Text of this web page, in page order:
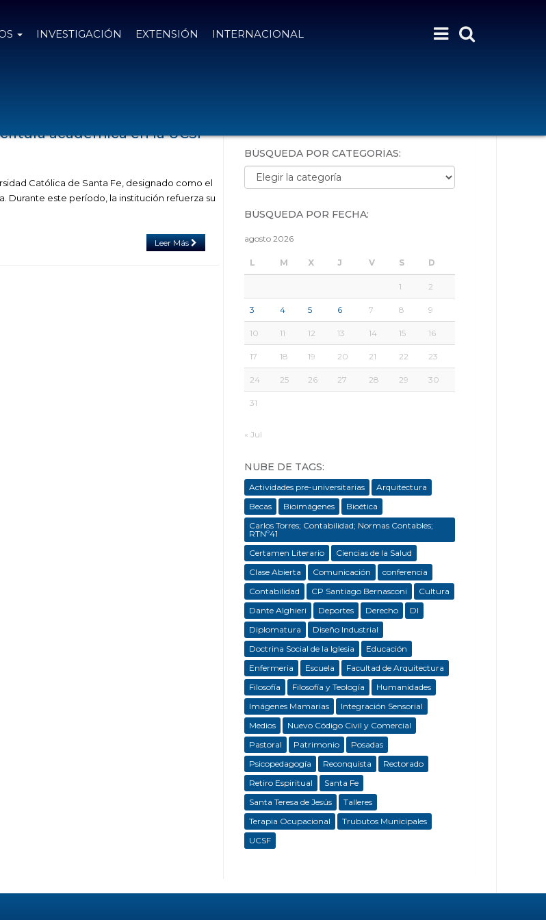
INVESTIGACIÓN EXTENSIÓN INTERNACIONAL
académica en la UCSF
Católica de Santa Fe, designado como el
Durante este período, la institución refuerza su
Leer Más
BÚSQUEDA POR CATEGORÍAS:
Búsqueda por categorías:
BÚSQUEDA POR FECHA:
agosto 2026
L M X J V S D
1 2
3 4 5 6 7 8 9
10 11 12 13 14 15 16
17 18 19 20 21 22 23
24 25 26 27 28 29 30
31
« Jul
NUBE DE TAGS:
Actividades pre-universitarias
Arquitectura
Becas
Bioimágenes
Bioética
Carlos Torres; Contabilidad; Normas Contables;
RTNº41
Certamen Literario
Ciencias de la Salud
Clase Abierta
Comunicación
conferencia
Contabilidad
CP Santiago Bernasconi
Cultura
Dante Alghieri
Deportes Derecho
DI
Diplomatura
Diseño Industrial
Doctrina Social de la Iglesia
Educación
Enfermeria
Escuela
Facultad de Arquitectura
Filosofía
Filosofía y Teología
Humanidades
Imágenes Mamarias
Integración Sensorial
Medios
Nuevo Código Civil y Comercial
Pastoral
Patrimonio
Posadas
Psicopedagogía
Reconquista
Rectorado
Retiro Espiritual
Santa Fe
Santa Teresa de Jesús
Talleres
Terapia Ocupacional
Trubutos Municipales
UCSF